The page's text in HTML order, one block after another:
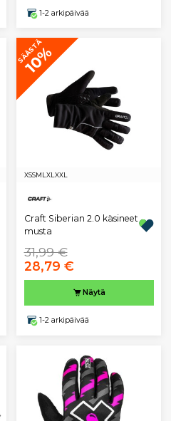
1-2 arkipäivää
SÄÄSTÄ
10%
XSSML XL XXL
Craft Siberian 2.0 käsineet
musta
31,99 €
28,79 €
Näytä
1-2 arkipäivää